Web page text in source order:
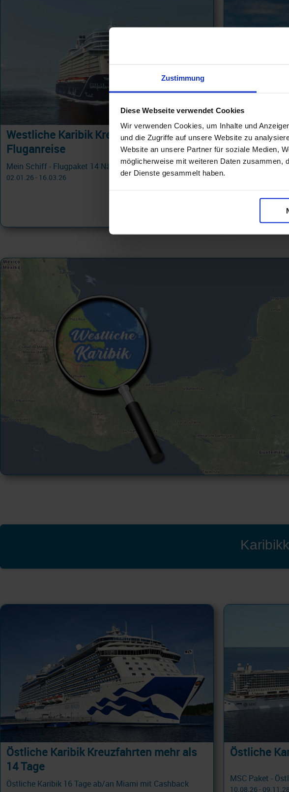
Zustimmung
Diese Webseite verwendet Cookies
Wir verwenden Cookies, um Inhalte und
und die Zugriffe auf unsere Website zu
Website an unsere Partner für soziale Medien,
möglicherweise mit weiteren Daten zusammen,
der Dienste gesammelt haben.
Westliche Karibik Kreuzfahrten mit
Fluganreise
Mein Schiff - Flugpaket 14 Nächte - Best of Mittelamerika - ab/bis Montego Bay ab/an Montego Bay
02.01.26 - 16.03.26
Westliche
Miami
Östliche Karibik Kreuzfahrten mehr als
14 Tage
Östliche Karibik 16 Tage ab/an Miami mit Cashback
Östliche
10.08.26 - 09.11.28